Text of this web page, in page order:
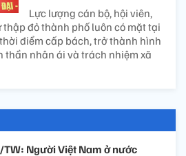
Lực lượng cán bộ, hội viên,
đỏ thành phố luôn có mặt tại
điểm cấp bách, trở thành hình
thần nhân ái và trách nhiệm xã
TW: Người Việt Nam ở nước